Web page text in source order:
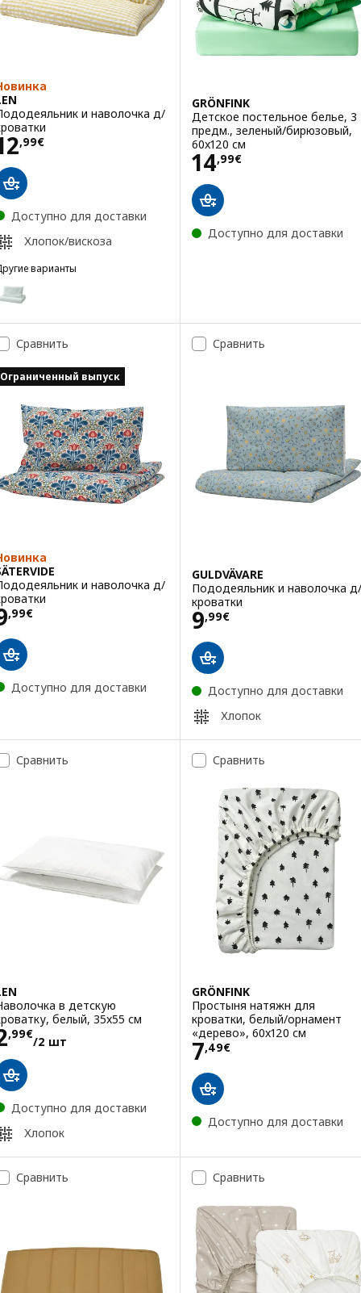
и наволочка д/
,99€ 12,99€
Доступно для доставки
Хлопок/вискоза
варианты
LEN, Пододеяльник и наволочка д/кроватки
GRÖNFINK
Детское постельное белье, 3
предм., зеленый/бирюзовый,
60x120 см
14,99€
Цена 14,99€
Доступно для доставки
Сравнить
Ограниченный выпуск
и наволочка д/
,99€ 9,99€
Доступно для доставки
Сравнить
GULDVÄVARE
Пододеяльник и наволочка д/
кроватки
9,99€
Цена 9,99€
Доступно для доставки
Хлопок
Сравнить
в детскую
белый, 35x55 см
,99€
/2 шт2,99€/2 шт
Доступно для доставки
Хлопок
Сравнить
GRÖNFINK
Простыня натяжн для
кроватки, белый/орнамент
«дерево», 60x120 см
7,49€
Цена 7,49€
Доступно для доставки
Сравнить Сравнить